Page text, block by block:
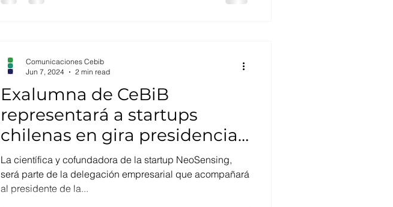
desarrolló el evento "Biofactorías: desde la innovación a
Exalumna de CeBiB
representará a startups
chilenas en gira presidencial
por Europa
La científica y cofundadora de la startup NeoSensing,
será parte de la delegación empresarial que acompañará
al presidente de la...
Comunicaciones Cebib
Jun 7, 2024
2 min read